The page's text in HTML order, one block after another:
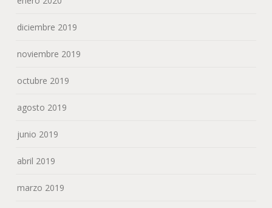
diciembre 2019
noviembre 2019
octubre 2019
agosto 2019
junio 2019
abril 2019
marzo 2019